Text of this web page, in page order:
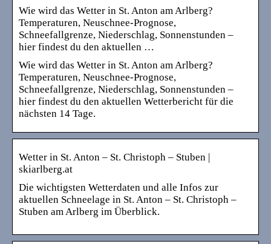
Wie wird das Wetter in St. Anton am Arlberg?
Temperaturen, Neuschnee-Prognose,
Schneefallgrenze, Niederschlag, Sonnenstunden –
hier findest du den aktuellen …
Wie wird das Wetter in St. Anton am Arlberg?
Temperaturen, Neuschnee-Prognose,
Schneefallgrenze, Niederschlag, Sonnenstunden –
hier findest du den aktuellen Wetterbericht für die
nächsten 14 Tage.
Wetter in St. Anton – St. Christoph – Stuben |
skiarlberg.at
Die wichtigsten Wetterdaten und alle Infos zur
aktuellen Schneelage in St. Anton – St. Christoph –
Stuben am Arlberg im Überblick.